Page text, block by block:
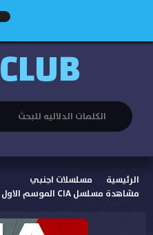
CLUB
الرئيسية
مسلسلات اجنبي
مشاهدة مسلسل CIA الموسم الاول الحلقة 5 مترجمة